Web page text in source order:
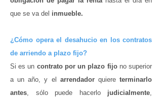
que se va del inmueble.
¿Cómo opera el desahucio en los contratos
de arriendo a plazo fijo?
Si es un contrato por un plazo fijono superior
a un año, y el arrendadorquiereterminarlo
antes, sólo puede hacerlo judicialmente,